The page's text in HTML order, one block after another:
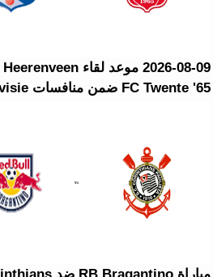
FC Twente '65 ضمن منافسات Eredivisie